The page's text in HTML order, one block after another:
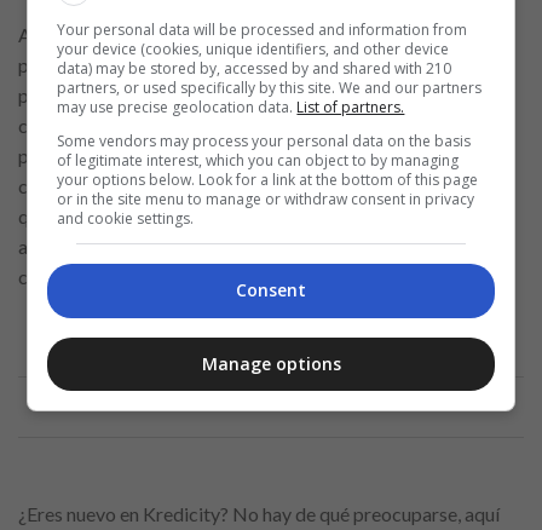
Adéntrate en el fascinante mundo financiero que Kredicity
pone a tu alcance, donde cada usuario encuentra el aliado
perfecto para sus necesidades económicas. Imagina tener un
crédito que se amolda perfectamente a tu bolsillo,
permitiéndotegestionartus finanzas con destreza y
confianza. Kredicity no solo te ofrece el respaldo financiero
que necesitas, sino que también te guía hacia una
administración más organizada y controlada de tus finanzas,
con herramientas personalizadas para cada etapa de tu vida.
Anuncio
¿Eres nuevo en Kredicity? No hay de qué preocuparse, aquí
Your personal data will be processed and information from
your device (cookies, unique identifiers, and other device
data) may be stored by, accessed by and shared with 210
partners, or used specifically by this site. We and our partners
may use precise geolocation data. List of partners.
Some vendors may process your personal data on the basis
of legitimate interest, which you can object to by managing
your options below. Look for a link at the bottom of this page
or in the site menu to manage or withdraw consent in privacy
and cookie settings.
Consent
Manage options